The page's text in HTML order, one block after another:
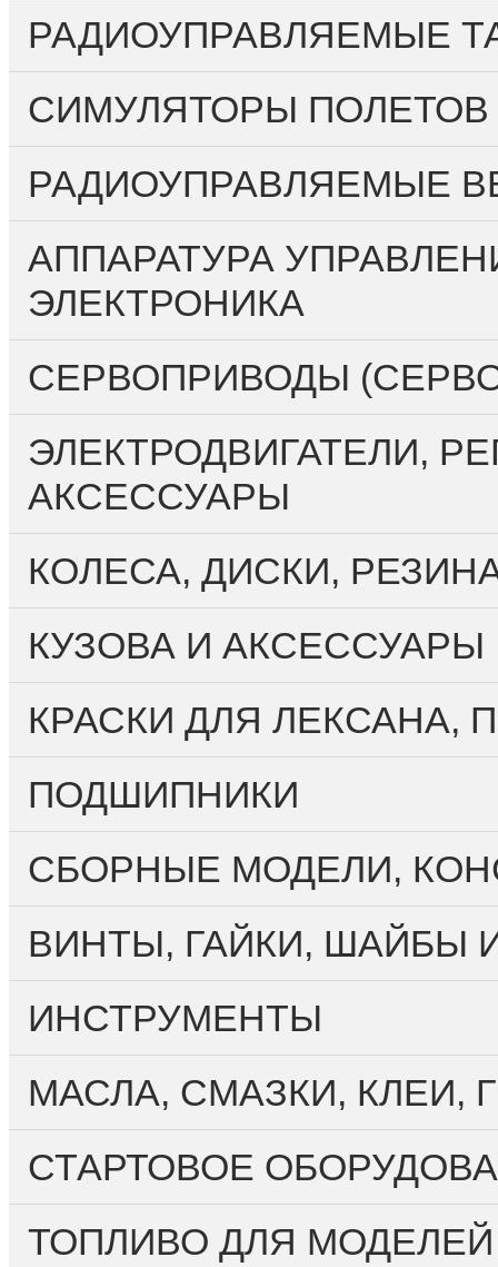
РАДИОУПРАВЛЯЕМЫЕ
СИМУЛЯТОРЫ ПОЛЕТОВ
РАДИОУПРАВЛЯЕМЫЕ
АППАРАТУРА
ЭЛЕКТРОНИКА
СЕРВОПРИВОДЫ
ЭЛЕКТРОДВИГАТЕЛИ,
АКСЕССУАРЫ
КОЛЕСА, ДИСКИ,
КУЗОВА И АКСЕССУАРЫ
КРАСКИ ДЛЯ ЛЕКСАНА,
ПОДШИПНИКИ
CБОРНЫЕ МОДЕЛИ,
ВИНТЫ, ГАЙКИ, ШАЙБЫ
ИНСТРУМЕНТЫ
МАСЛА, СМАЗКИ, КЛЕИ,
СТАРТОВОЕ
ТОПЛИВО ДЛЯ МОДЕЛЕЙ